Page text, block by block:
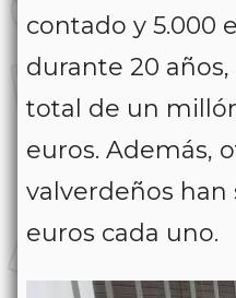
contado y 5.000
durante 20
total de un
euros. Además,
valverdeños han
euros cada uno.